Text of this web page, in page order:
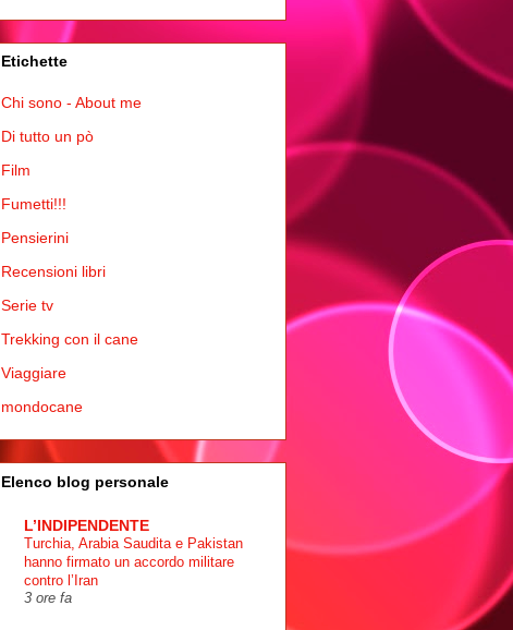
Etichette
Chi sono - About me
Di tutto un pò
Film
Fumetti!!!
Pensierini
Recensioni libri
Serie tv
Trekking con il cane
Viaggiare
mondocane
Elenco blog personale
L’INDIPENDENTE
Turchia, Arabia Saudita e Pakistan
hanno firmato un accordo militare
contro l’Iran
3 ore fa